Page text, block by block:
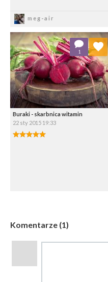
meg-air
Buraki - skarbnica witamin
22 sty 2015 19:33
5.00/5
1
Dodaj do ulubionych
Wybierz listę:
Komentarze (1)